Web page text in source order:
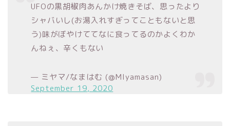
UFOの黒胡椒肉あんかけ焼きそば、思ったより
シャバいし(お湯入れすぎってこともないと思
う)味がぼやけててなに食ってるのかよくわか
んねぇ、辛くもない
— ミヤマ/なまはむ (@Mlyamasan)
September 19, 2020